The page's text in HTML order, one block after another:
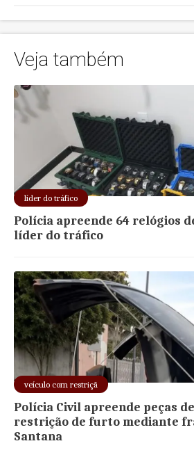
Veja também
líder do tráfico
Polícia apreende 64 relógios
líder do tráfico
veículo com restriçã
Polícia Civil apreende peças
restrição de furto mediante
Santana